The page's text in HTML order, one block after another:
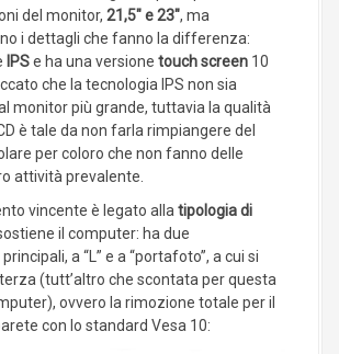
del monitor, 21,5″ e 23″, ma
i dettagli che fanno la differenza:
IPSe ha una versione touch screen 10
che la tecnologia IPS non sia
monitor più grande, tuttavia la qualità
è tale da non farla rimpiangere del
per coloro che non fanno delle
attività prevalente.
vincente è legato allatipologia di
il computer: ha due
a “L” e a “portafoto”, a cui si
(tutt’altro che scontata per questa
ovvero la rimozione totale per il
con lo standard Vesa 10: